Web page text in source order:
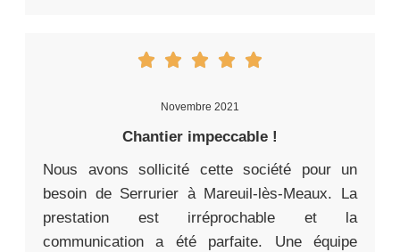
Novembre 2021
Chantier impeccable !
Nous avons sollicité cette société pour un
besoin de Serrurier à Mareuil-lès-Meaux. La
prestation est irréprochable et la
communication a été parfaite. Une équipe